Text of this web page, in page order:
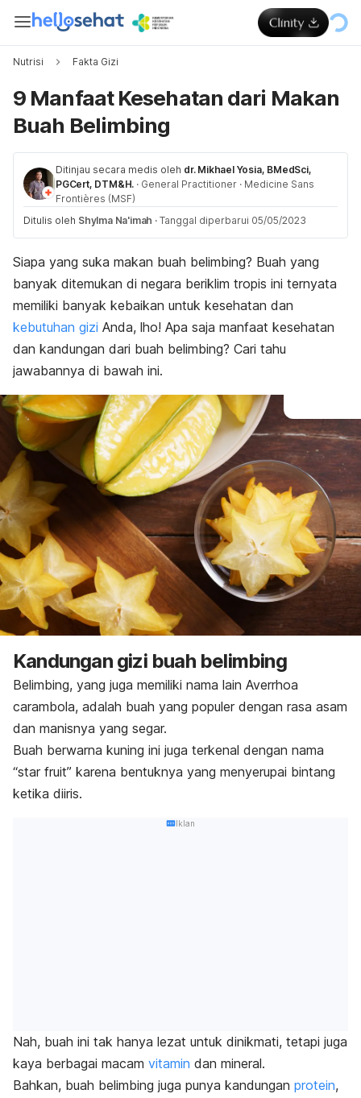
Nutrisi Fakta Gizi
9 Manfaat Kesehatan dari Makan
Buah Belimbing
Ditinjau secara medis oleh dr. Mikhael Yosia, BMedSci,
PGCert, DTM&H. · General Practitioner · Medicine Sans
Frontières (MSF)
Ditulis oleh Shylma Na'imah · Tanggal diperbarui 05/05/2023
Siapa yang suka makan buah belimbing? Buah yang
banyak ditemukan di negara beriklim tropis ini ternyata
memiliki banyak kebaikan untuk kesehatan dan
kebutuhan gizi Anda, lho! Apa saja manfaat kesehatan
dan kandungan dari buah belimbing? Cari tahu
jawabannya di bawah ini.
Kandungan gizi buah belimbing
Belimbing, yang juga memiliki nama lain Averrhoa
carambola, adalah buah yang populer dengan rasa asam
dan manisnya yang segar.
Buah berwarna kuning ini juga terkenal dengan nama
“star fruit” karena bentuknya yang menyerupai bintang
ketika diiris.
Iklan
Nah, buah ini tak hanya lezat untuk dinikmati, tetapi juga
kaya berbagai macam vitamin dan mineral.
Bahkan, buah belimbing juga punya kandungan protein,